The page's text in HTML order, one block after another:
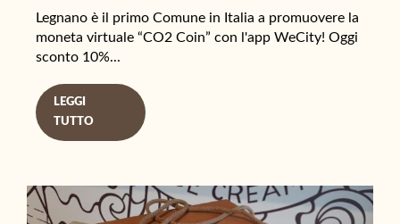
Legnano è il primo Comune in Italia a promuovere la
moneta virtuale “CO2 Coin” con l'app WeCity! Oggi
sconto 10%...
LEGGI
TUTTO